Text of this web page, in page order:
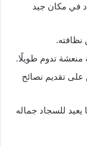
في مكان جيد
نظافته.
تدوم طويلًا.
على تقديم نصائح
يعيد للسجاد جماله